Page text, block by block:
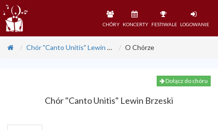
CHÓRY KONCERTY FESTIWALE LOGOWANIE
Chór "Canto Unitis" Lewin Brzeski O Chórze
Dołącz do chóru
Chór "Canto Unitis" Lewin Brzeski